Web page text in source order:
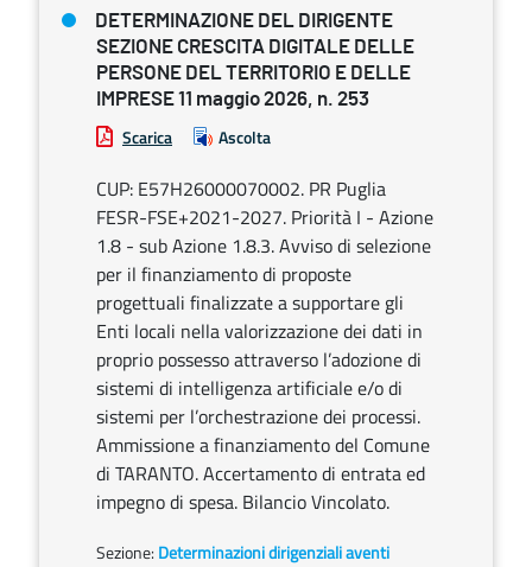
DETERMINAZIONE DEL DIRIGENTE
SEZIONE CRESCITA DIGITALE DELLE
PERSONE DEL TERRITORIO E DELLE
IMPRESE 11 maggio 2026, n. 253
Scarica Ascolta
CUP: E57H26000070002. PR Puglia
FESR-FSE+2021-2027. Priorità I - Azione
1.8 - sub Azione 1.8.3. Avviso di selezione
per il finanziamento di proposte
progettuali finalizzate a supportare gli
Enti locali nella valorizzazione dei dati in
proprio possesso attraverso l’adozione di
sistemi di intelligenza artificiale e/o di
sistemi per l’orchestrazione dei processi.
Ammissione a finanziamento del Comune
di TARANTO. Accertamento di entrata ed
impegno di spesa. Bilancio Vincolato.
Sezione: Determinazioni dirigenziali aventi